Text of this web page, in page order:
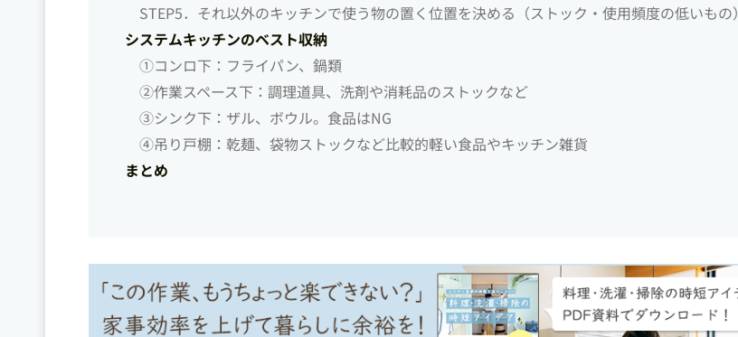
STEP5．それ以外のキッチンで使う物の置く位置を決める（ストック・使用頻度の低いもの）
システムキッチンのベスト収納
①コンロ下：フライパン、鍋類
②作業スペース下：調理道具、洗剤や消耗品のストックなど
③シンク下：ザル、ボウル。食品はNG
④吊り戸棚：乾麺、袋物ストックなど比較的軽い食品やキッチン雑貨
まとめ